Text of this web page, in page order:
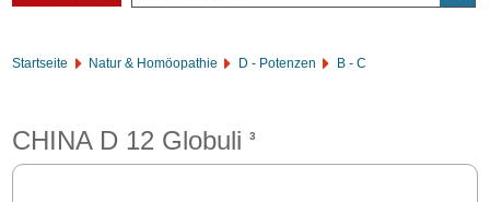
Startseite Natur & Homöopathie D - Potenzen B - C
CHINA D 12 Globuli3